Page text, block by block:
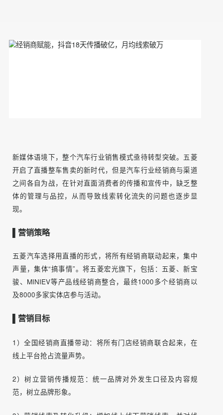
新媒体语境下，整个汽车行业销售模式亟待转型突破。五菱
开启了直播整车售卖的新时代，但是汽车行业经销商与渠道
之间各自为战，在针对直面消费者的传播和宣传中，缺乏整
现。
▌营销策略
五菱汽车选择用直播的形式，将所有经销商联动起来，集中
声量，集体“搞事情”。将五菱宏光旗下，包括：五菱、新宝
骏、MINIEV等产品线经销商整合，最终1000多个经销商以
▌营销目标
1）全国经销商直播带动：将所有门店经销商联合起来，在
线上平台抢占流量声势。